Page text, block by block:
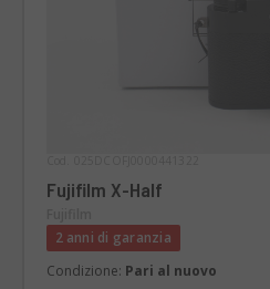
Fujifilm X-Half
2 anni di garanzia
Condizione: Pari al nuovo